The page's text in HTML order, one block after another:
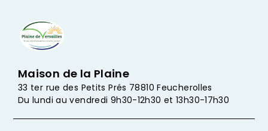
Maison de la Plaine
33 ter rue des Petits Prés 78810 Feucherolles
Du lundi au vendredi 9h30-12h30 et 13h30-17h30